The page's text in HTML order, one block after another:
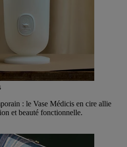
: le Vase Médicis en cire allie
et beauté fonctionnelle.